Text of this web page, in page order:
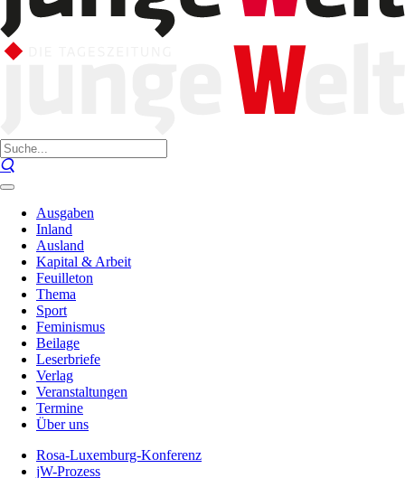
Ausgaben
Inland
Ausland
Kapital & Arbeit
Feuilleton
Thema
Sport
Feminismus
Beilage
Leserbriefe
Verlag
Veranstaltungen
Termine
Über uns
Rosa-Luxemburg-Konferenz
jW-Prozess